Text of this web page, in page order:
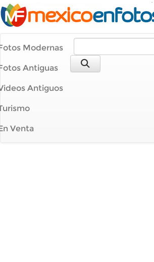
Modernas
Antiguas
Antiguos
Venta